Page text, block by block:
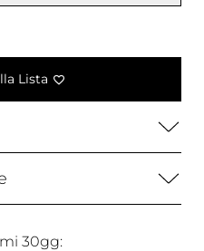
Lista
30gg: